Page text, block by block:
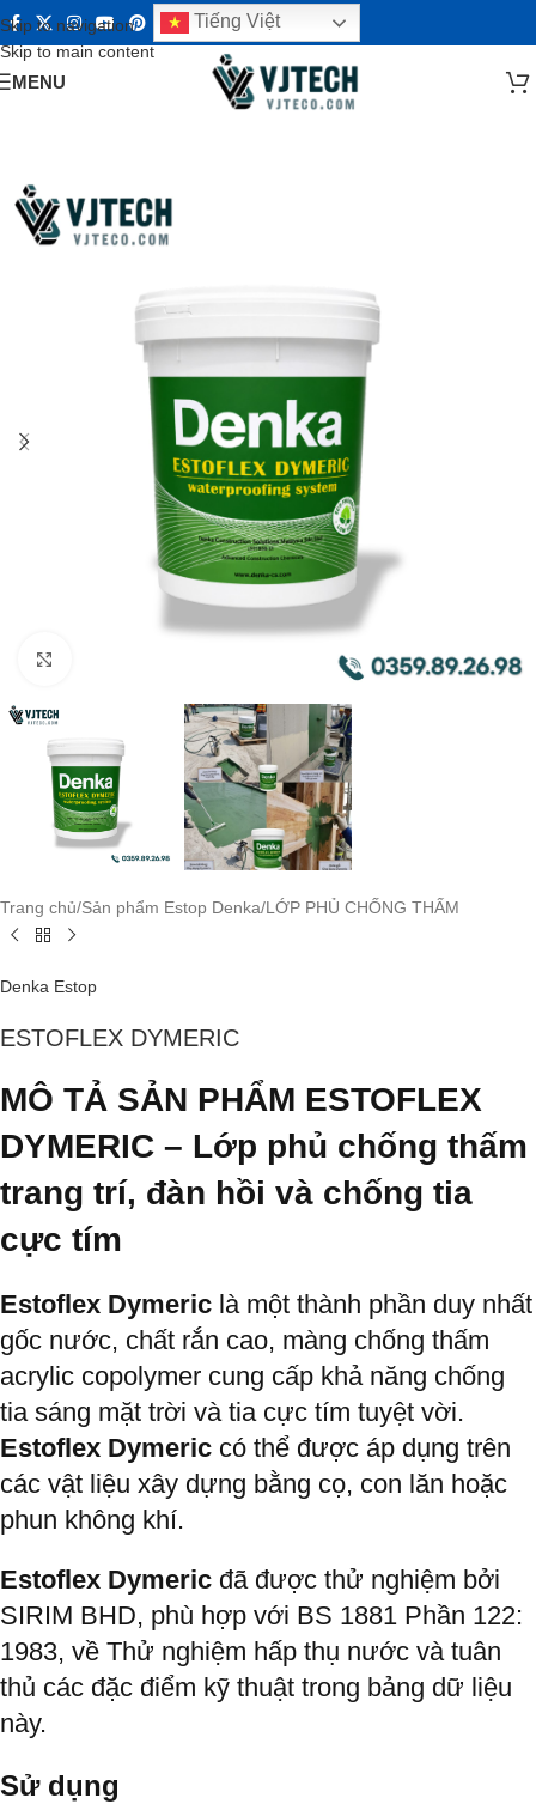
Skip to navigation
Skip to main content
Tiếng Việt
MENU
Trang chủ/Sản phẩm Estop Denka/LỚP PHỦ CHỐNG THẤM
Denka Estop
ESTOFLEX DYMERIC
MÔ TẢ SẢN PHẨM ESTOFLEX
DYMERIC – Lớp phủ chống thấm
trang trí, đàn hồi và chống tia
cực tím
Estoflex Dymeric là một thành phần duy nhất
gốc nước, chất rắn cao, màng chống thấm
acrylic copolymer cung cấp khả năng chống
tia sáng mặt trời và tia cực tím tuyệt vời.
Estoflex Dymeric có thể được áp dụng trên
các vật liệu xây dựng bằng cọ, con lăn hoặc
phun không khí.
Estoflex Dymeric đã được thử nghiệm bởi
SIRIM BHD, phù hợp với BS 1881 Phần 122:
1983, về Thử nghiệm hấp thụ nước và tuân
thủ các đặc điểm kỹ thuật trong bảng dữ liệu
này.
Sử dụng